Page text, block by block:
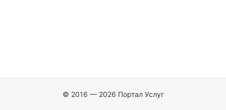
© 2016 — 2026 Портал Услуг